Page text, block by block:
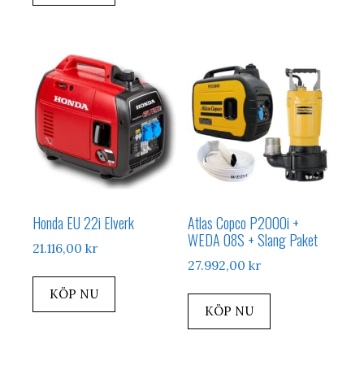
Honda EU 22i Elverk
21.116,00 kr
KÖP NU
Atlas Copco P2000i +
WEDA 08S + Slang Paket
27.992,00kr
KÖP NU